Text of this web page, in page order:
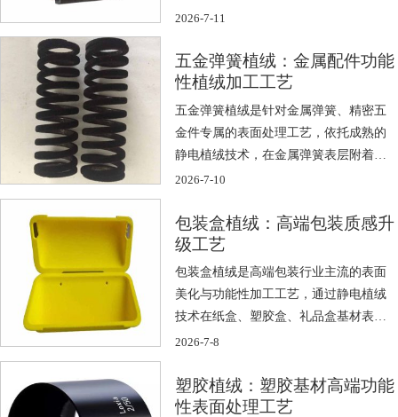
层细密柔软 […]
2026-7-11
五金弹簧植绒：金属配件功能
性植绒加工工艺
五金弹簧植绒是针对金属弹簧、精密五
金件专属的表面处理工艺，依托成熟的
静电植绒技术，在金属弹簧表层附着致
密柔软的 […]
2026-7-10
包装盒植绒：高端包装质感升
级工艺
包装盒植绒是高端包装行业主流的表面
美化与功能性加工工艺，通过静电植绒
技术在纸盒、塑胶盒、礼品盒基材表面
附着一层 […]
2026-7-8
塑胶植绒：塑胶基材高端功能
性表面处理工艺